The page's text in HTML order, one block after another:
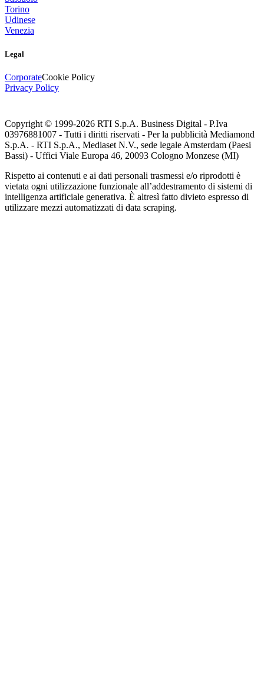
Torino
Udinese
Venezia
Legal
CorporateCookie Policy
Privacy Policy
Copyright © 1999-2026 RTI S.p.A. Business Digital - P.Iva
03976881007 - Tutti i diritti riservati - Per la pubblicità Mediamond
S.p.A. - RTI S.p.A., Mediaset N.V., sede legale Amsterdam (Paesi
Bassi) - Uffici Viale Europa 46, 20093 Cologno Monzese (MI)
Rispetto ai contenuti e ai dati personali trasmessi e/o riprodotti è
vietata ogni utilizzazione funzionale all’addestramento di sistemi di
intelligenza artificiale generativa. È altresì fatto divieto espresso di
utilizzare mezzi automatizzati di data scraping.